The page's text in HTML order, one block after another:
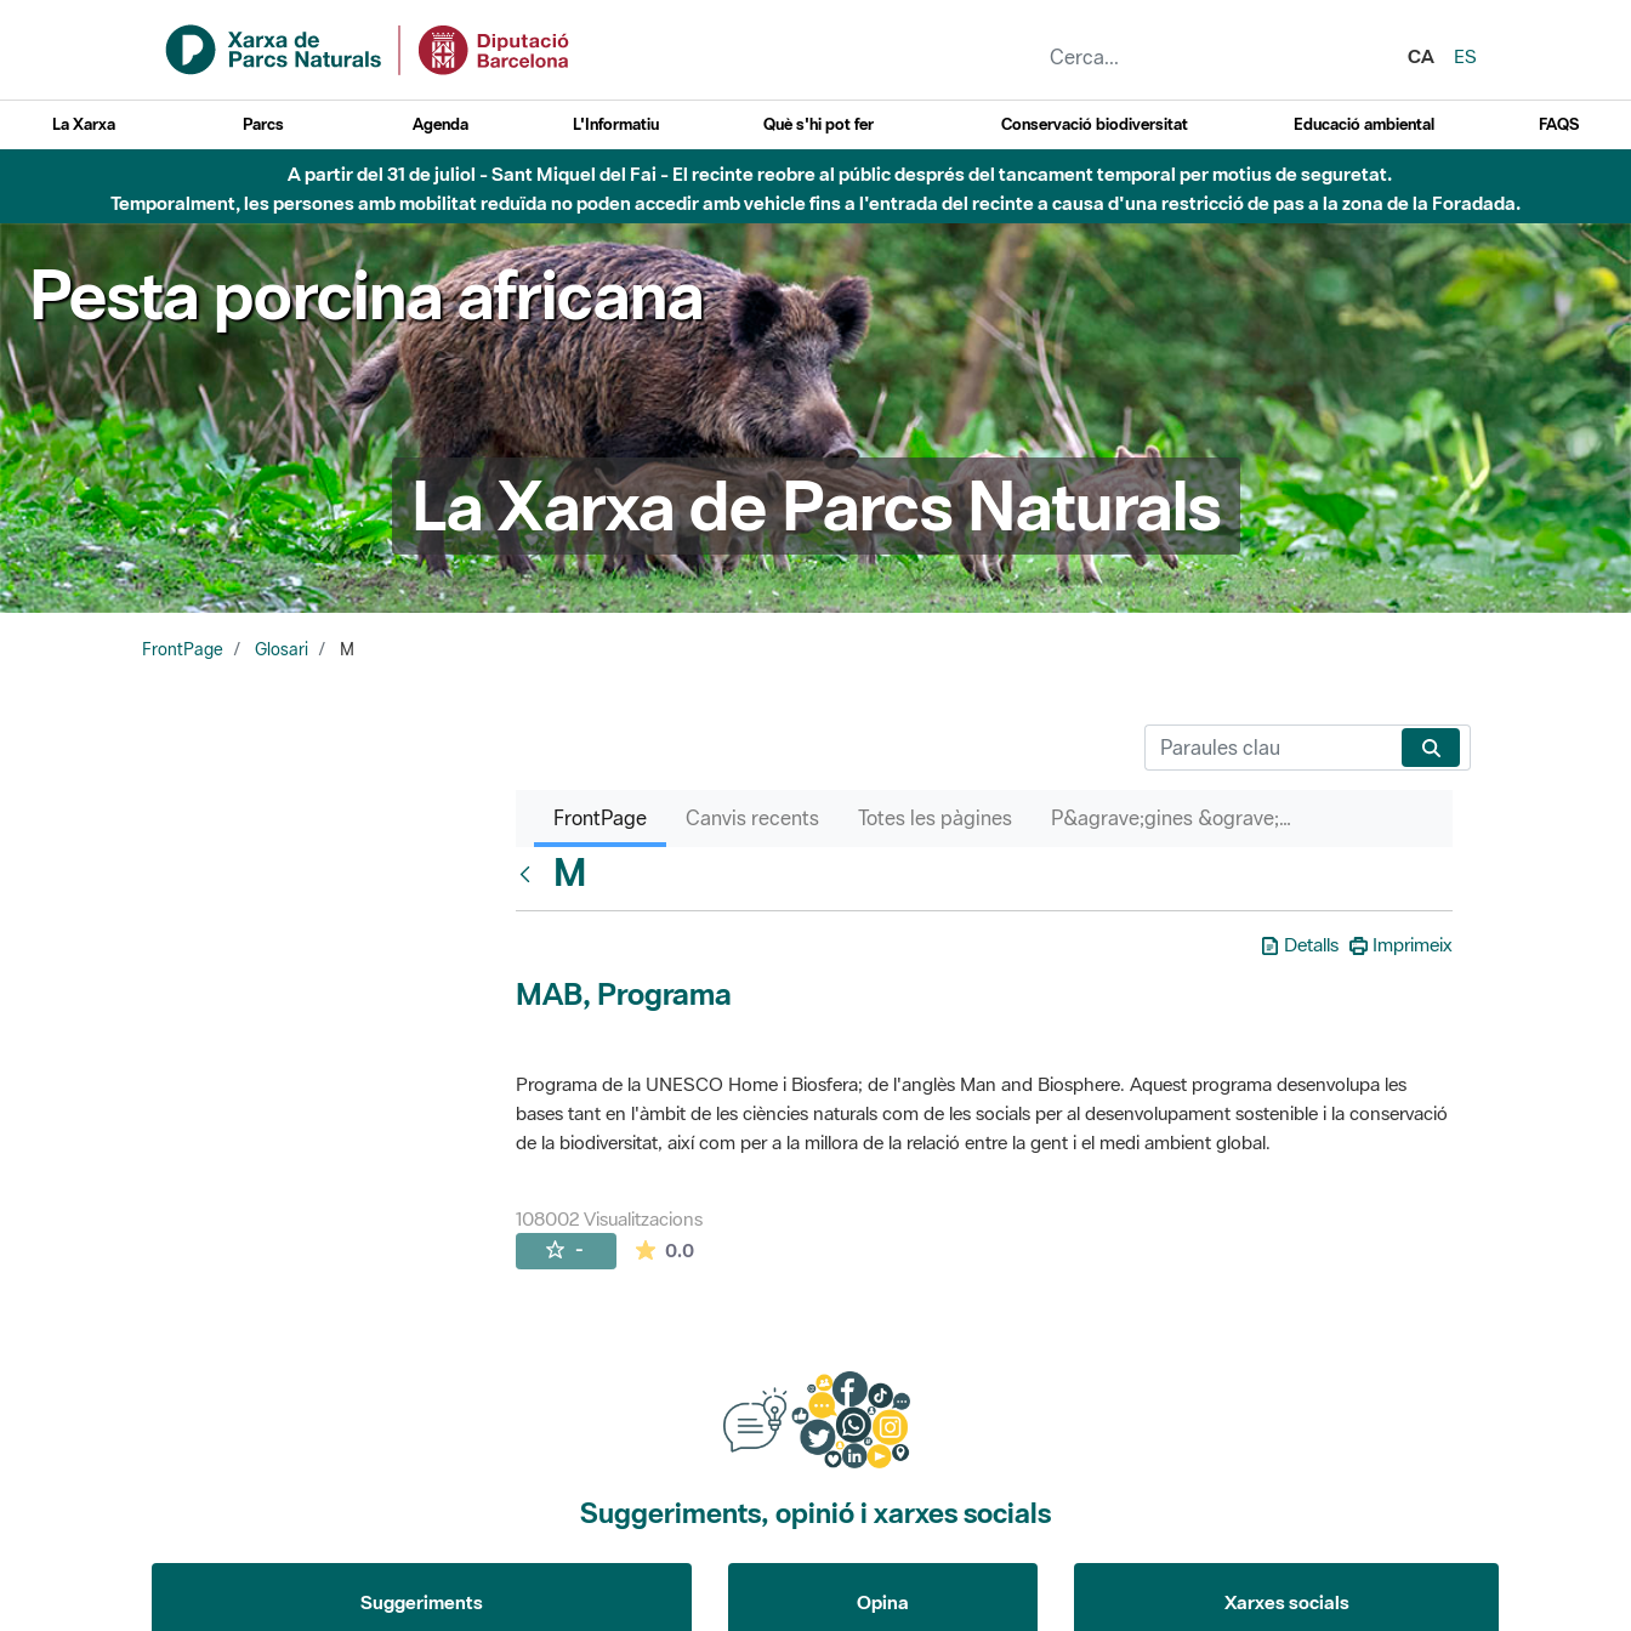
Salta al contingut principal
CA
ES
La Xarxa Parcs Agenda L'Informatiu Què s'hi pot fer Conservació biodiversitat Educació ambiental FAQS
A partir del 31 de juliol - Sant Miquel del Fai - El recinte reobre al públic després del tancament temporal per motius de seguretat.
Temporalment, les persones amb mobilitat reduïda no poden accedir amb vehicle fins a l'entrada del recinte a causa d'una restricció de pas a la zona de la Foradada.
Pesta porcina africana
La Xarxa de Parcs Naturals
FrontPage Glosari M
FrontPage Canvis recents Totes les pàgines P&agrave;gines &ograve;rfenes
M
Detalls Imprimeix
MAB, Programa
Programa de la UNESCO Home i Biosfera; de l'anglès Man and Biosphere. Aquest programa desenvolupa les
bases tant en l'àmbit de les ciències naturals com de les socials per al desenvolupament sostenible i la conservació
de la biodiversitat, així com per a la millora de la relació entre la gent i el medi ambient global.
108002 Visualitzacions
- 0.0La mitjana de les valoracions és de 0 estrelles de 5.
Suggeriments, opinió i xarxes socials
Suggeriments Opina Xarxes socials